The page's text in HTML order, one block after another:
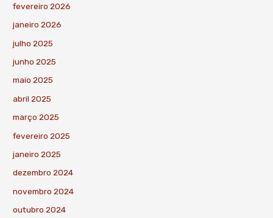
fevereiro 2026
janeiro 2026
julho 2025
junho 2025
maio 2025
abril 2025
março 2025
fevereiro 2025
janeiro 2025
dezembro 2024
novembro 2024
outubro 2024